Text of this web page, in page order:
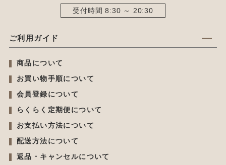
受付時間 8:30 ～ 20:30
ご利用ガイド
商品について
お買い物手順について
会員登録について
らくらく定期便について
お支払い方法について
配送方法について
返品・キャンセルについて